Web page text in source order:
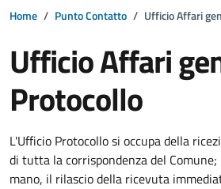
Home Punto Contatto Ufficio Affari
Ufficio Affari
Protocollo
Dettagli della
L'Ufficio Protocollo si occupa della
di tutta la corrispondenza del Comune;
mano, il rilascio della ricevuta